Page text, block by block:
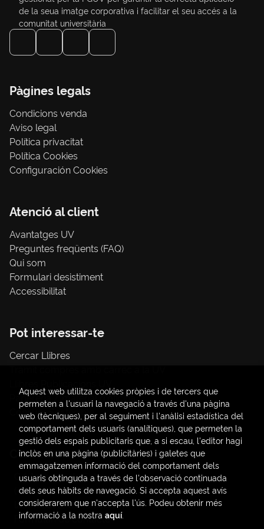
de la seua imatge corporativa i facilitar el seu accés a la
comunitat universitària
Pàgines legals
Condicions venda
Aviso legal
Política privacitat
Política Cookies
Configuración Cookies
Atenció al client
Avantatges UV
Preguntes freqüents (FAQ)
Qui som
Formulari desistiment
Accessibilitat
Pot interessar-te
Cercar Llibres
Papereria / material d'oficina
Consum Sostenible
Contacte
C/ Amadeo de Saboya, 4
(+34) 963828968
latendauv@fundacio.es
Formulari de contacte
Aquest web utilitza cookies pròpies i de tercers que
permeten a l'usuari la navegació a través d'una pàgina
web (tècniques), per al seguiment i l'anàlisi estadística del
comportament dels usuaris (analítiques), que permeten la
gestió dels espais publicitaris que, a si escau, l'editor hagi
inclòs en una pàgina (publicitàries) i galetes que
emmagatzemen informació del comportament dels
usuaris obtinguda a través de l'observació continuada
dels seus hàbits de navegació. Si accepta aquest avís
considerarem que n'accepta l'ús. Podeu obtenir més
informació a la nostra aquí.